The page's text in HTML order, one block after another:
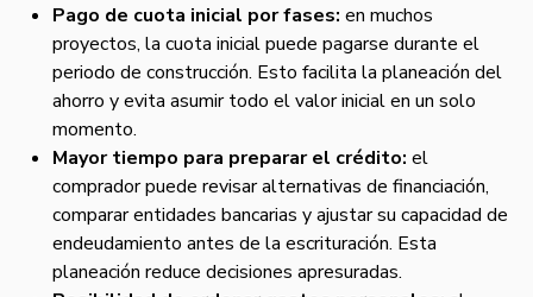
Pago de cuota inicial por fases: en muchos
proyectos, la cuota inicial puede pagarse durante el
periodo de construcción. Esto facilita la planeación del
ahorro y evita asumir todo el valor inicial en un solo
momento.
Mayor tiempo para preparar el crédito: el
comprador puede revisar alternativas de financiación,
comparar entidades bancarias y ajustar su capacidad de
endeudamiento antes de la escrituración. Esta
planeación reduce decisiones apresuradas.